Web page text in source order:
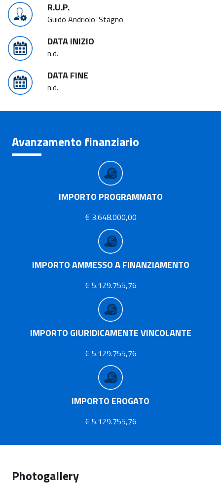
R.U.P.
Guido Andriolo-Stagno
DATA INIZIO
n.d.
DATA FINE
n.d.
Avanzamento finanziario
IMPORTO PROGRAMMATO
€ 3.648.000,00
IMPORTO AMMESSO A FINANZIAMENTO
€ 5.129.755,76
IMPORTO GIURIDICAMENTE VINCOLANTE
€ 5.129.755,76
IMPORTO EROGATO
€ 5.129.755,76
Photogallery